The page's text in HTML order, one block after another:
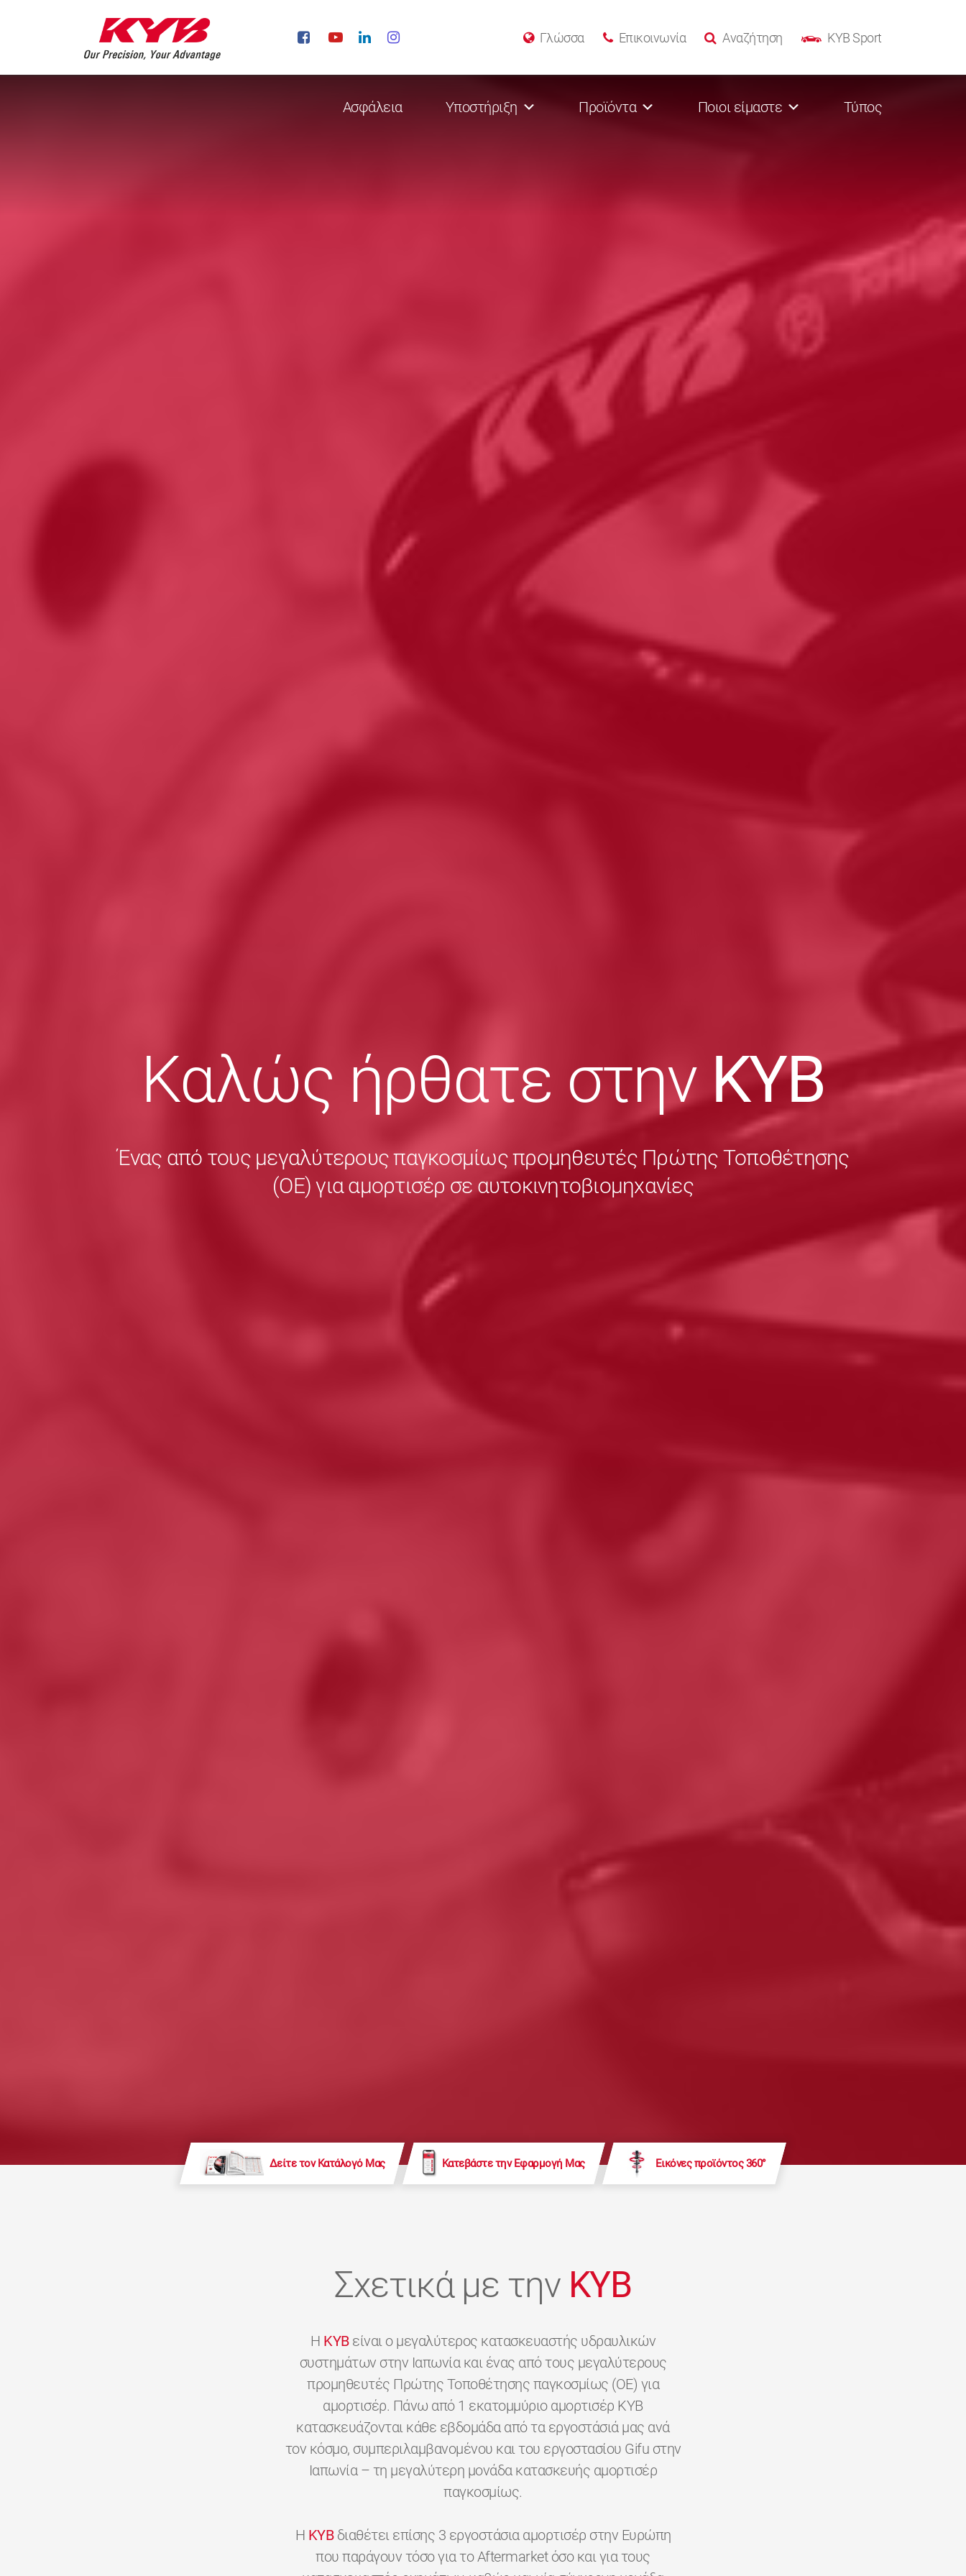
KYB Sport
Αναζήτηση
Επικοινωνία
Γλώσσα
Ασφάλεια Υποστήριξη Προϊόντα Ποιοι είμαστε Τύπος
Καλώς ήρθατε στην KYB
Ένας από τους μεγαλύτερους παγκοσμίως προμηθευτές Πρώτης Τοποθέτησης
(ΟΕ) για αμορτισέρ σε αυτοκινητοβιομηχανίες
Δείτε τον Κατάλογό Μας Κατεβάστε την Εφαρμογή Μας Εικόνες προϊόντος 360°
Σχετικά με την KYB
H KYBείναι ο μεγαλύτερος κατασκευαστής υδραυλικών
συστημάτων στην Ιαπωνία και ένας από τους μεγαλύτερους
προμηθευτές Πρώτης Τοποθέτησης παγκοσμίως (OE) για
αμορτισέρ. Πάνω από 1 εκατομμύριο αμορτισέρ KYB
κατασκευάζονται κάθε εβδομάδα από τα εργοστάσιά μας ανά
τον κόσμο, συμπεριλαμβανομένου και του εργοστασίου Gifu στην
Ιαπωνία – τη μεγαλύτερη μονάδα κατασκευής αμορτισέρ
παγκοσμίως.
H KYBδιαθέτει επίσης 3 εργοστάσια αμορτισέρ στην Ευρώπη
που παράγουν τόσο για το Aftermarket όσο και για τους